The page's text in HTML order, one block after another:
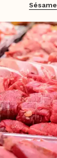
Sésame